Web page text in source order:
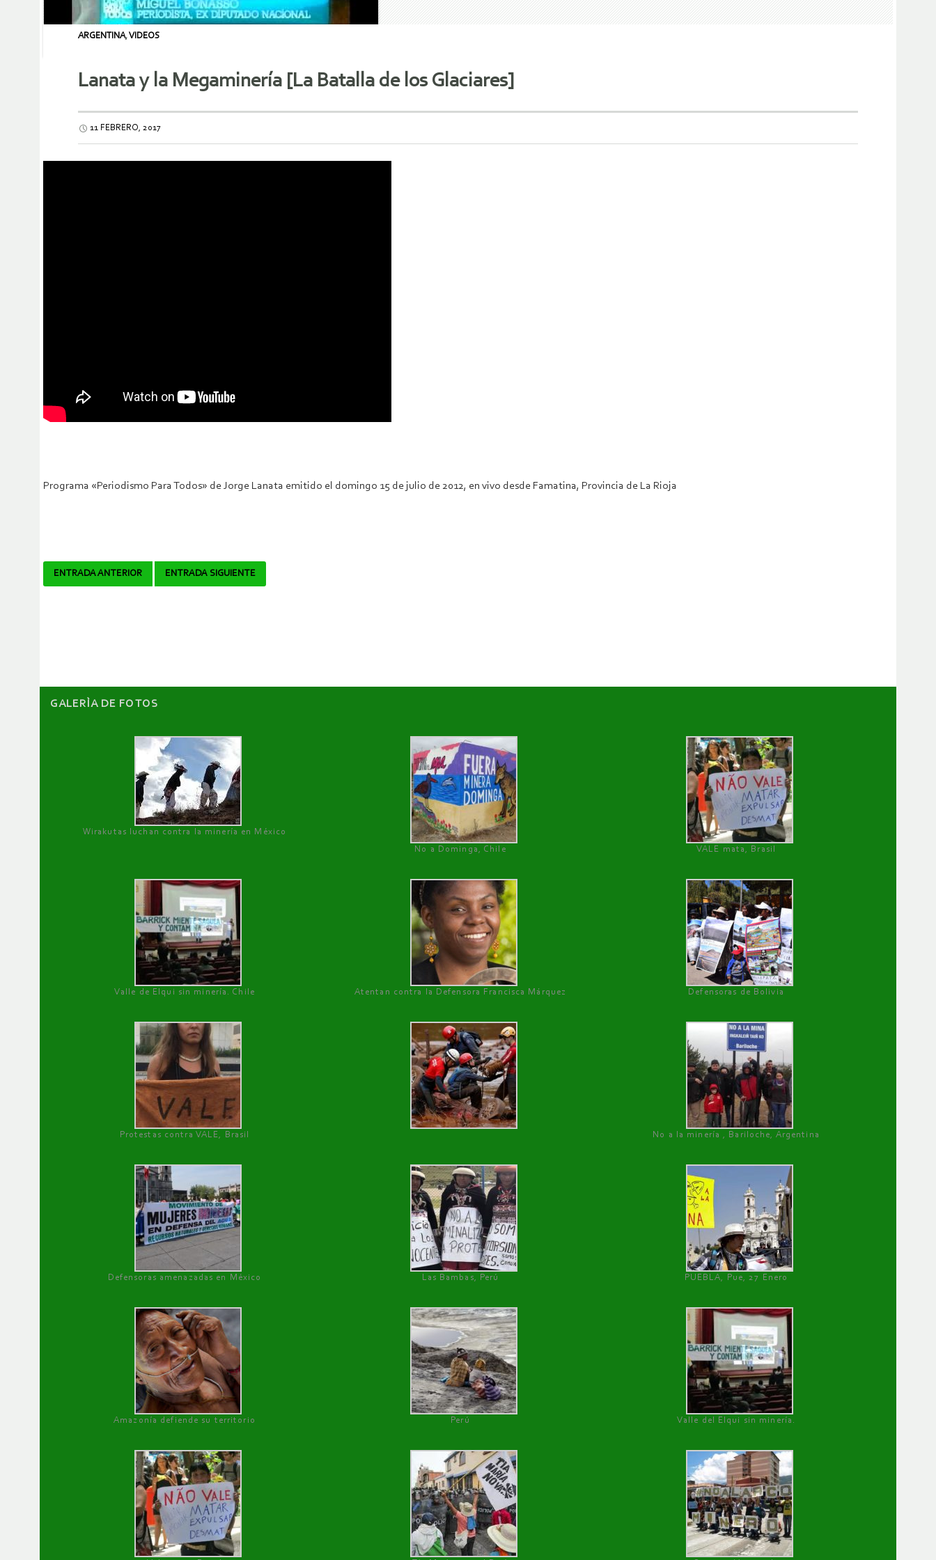
ARGENTINA,VIDEOS
Lanata y la Megaminería [La Batalla de los Glaciares]
11 FEBRERO, 2017
Programa «Periodismo Para Todos» de Jorge Lanata emitido el domingo 15 de julio de 2012, en vivo desde Famatina, Provincia de La Rioja
Navegador
ENTRADA ANTERIOR ENTRADA SIGUIENTE
GALERÌA DE FOTOS
Wirakutas luchan contra la minería en México
No a Dominga, Chile
VALE mata, Brasil
Valle de Elqui sin minería. Chile Atentan contra la Defensora Francisca Márquez Defensoras de Bolivia
Protestas contra VALE, Brasil No a la minería , Bariloche, Argentina
Defensoras amenazadas en México Las Bambas, Perú PUEBLA, Pue, 27 Enero
Amazonía defiende su territorio Perú Valle del Elqui sin minería.